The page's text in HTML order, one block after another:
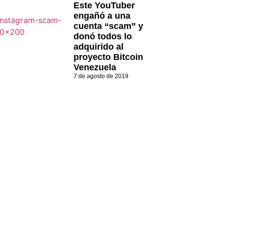
Este YouTuber
engañó a una
cuenta “scam” y
donó todos lo
adquirido al
proyecto Bitcoin
Venezuela
7 de agosto de 2019